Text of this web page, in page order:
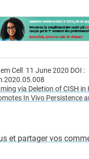
Cell 11 June 2020 DOI :
via Deletion of CISH in
In Vivo Persistence
et partager vos